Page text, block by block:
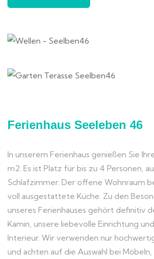
Ferienhaus Seeleben 46
In unserem Ferienhaus genießen Sie
m2. Es ist Platz für bis zu 4 Personen,
Schlafzimmer. Der offene Wohnraum
voll ausgestattete Küche. Zu den
unseres Ferienhauses gehört definitiv
Kamin, unsere liebevolle Einrichtung
Interieur. Wir verwenden nur
und achten auf die Auswahl bei